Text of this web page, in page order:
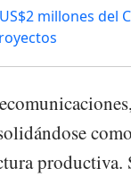
millones del
productiva.